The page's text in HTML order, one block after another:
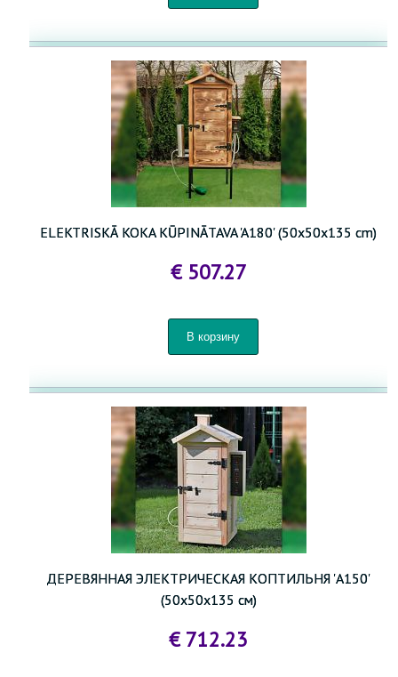
ELEKTRISKĀ KOKA KŪPINĀTAVA 'A180' (50x50x135 cm)
€ 507.27
ДЕРЕВЯННАЯ ЭЛЕКТРИЧЕСКАЯ КОПТИЛЬНЯ 'A150'
(50x50x135 см)
€ 712.23